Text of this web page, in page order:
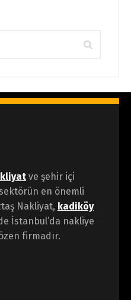
ve şehir içi
en önemli
Nakliyat, kadiköy
İstanbul’da nakliye
firmadır.